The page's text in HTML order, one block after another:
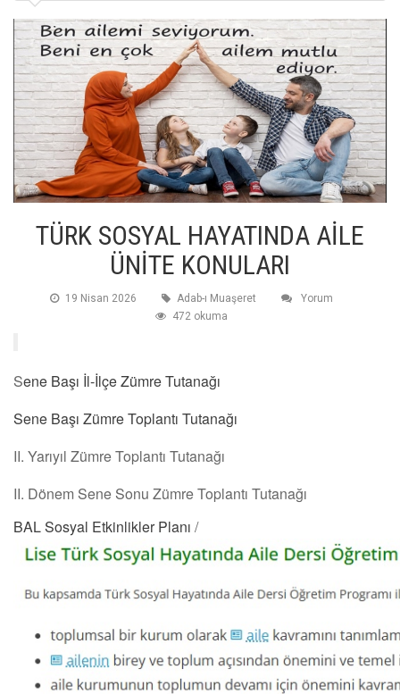
TÜRK SOSYAL HAYATINDA AİLE
ÜNİTE KONULARI
19 Nisan 2026 Adab-ı Muaşeret
Yorum
472 okuma
Sene Başı İl-İlçe Zümre Tutanağı
Sene Başı Zümre Toplantı Tutanağı
II. Yarıyıl Zümre Toplantı Tutanağı
II. Dönem Sene Sonu Zümre Toplantı Tutanağı
BAL Sosyal Etkinlikler Planı /